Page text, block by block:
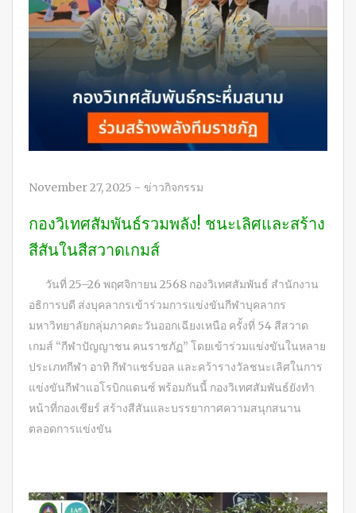
November 27, 2025 - ข่าวกิจกรรม
กองวิเทศสัมพันธ์รวมพลัง! ชนะเลิศและสร้าง
สีสันในสีสวาดเกมส์
วันที่ 25–26 พฤศจิกายน 2568 กองวิเทศสัมพันธ์ สำนักงาน
อธิการบดี ส่งบุคลากรเข้าร่วมการแข่งขันกีฬาบุคลากร
มหาวิทยาลัยกลุ่มภาคตะวันออกเฉียงเหนือ ครั้งที่ 54 สีสวาด
เกมส์ “กีฬาปัญญาชน คนราชภัฏ” โดยเข้าร่วมแข่งขันในหลาย
ประเภทกีฬา อาทิ กีฬาแชร์บอล และคว้ารางวัลชนะเลิศในการ
แข่งขันกีฬาแอโรบิกแดนซ์ พร้อมกันนี้ กองวิเทศสัมพันธ์ยังทำ
หน้าที่กองเชียร์ สร้างสีสันและบรรยากาศความสนุกสนาน
ตลอดการแข่งขัน